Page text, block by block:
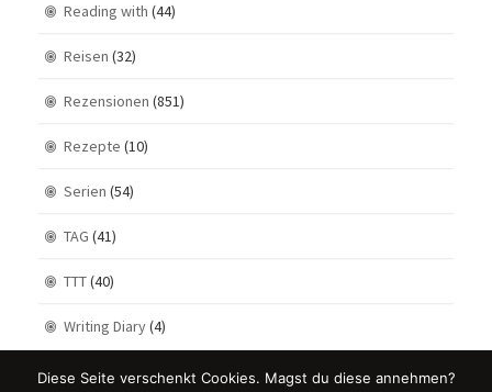
Reading with (44)
Reisen (32)
Rezensionen (851)
Rezepte (10)
Serien (54)
TAG (41)
TTT(40)
Writing Diary(4)
Diese Seite verschenkt Cookies. Magst du diese annehmen?